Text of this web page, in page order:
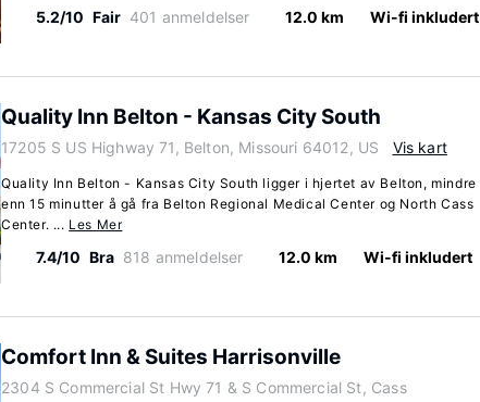
5.2/10 Fair 401 anmeldelser 12.0 km Wi-fi inkludert
Quality Inn Belton - Kansas City South
17205 S US Highway 71, Belton, Missouri 64012, US Vis kart
Quality Inn Belton - Kansas City South ligger i hjertet av Belton, mindre
enn 15 minutter å gå fra Belton Regional Medical Center og North Cass
Center. ... Les Mer
7.4/10 Bra 818 anmeldelser 12.0 km Wi-fi inkludert
Comfort Inn & Suites Harrisonville
2304 S Commercial St Hwy 71 & S Commercial St, Cass